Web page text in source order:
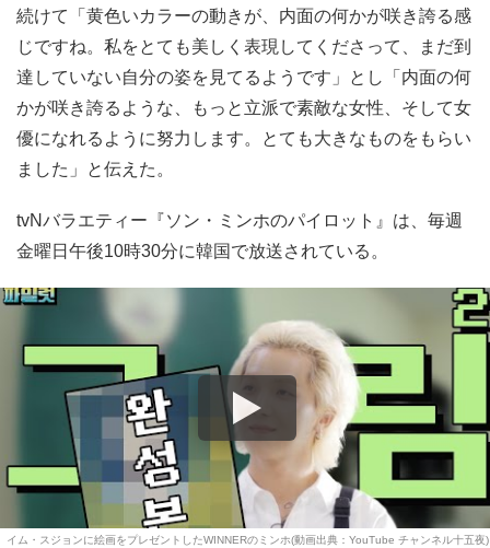
続けて「黄色いカラーの動きが、内面の何かが咲き誇る感
じですね。私をとても美しく表現してくださって、まだ到
達していない自分の姿を見てるようです」とし「内面の何
かが咲き誇るような、もっと立派で素敵な女性、そして女
優になれるように努力します。とても大きなものをもらい
ました」と伝えた。
tvNバラエティー『ソン・ミンホのパイロット』は、毎週
金曜日午後10時30分に韓国で放送されている。
イム・スジョンに絵画をプレゼントしたWINNERのミンホ(動画出典：YouTube チャンネル十五夜)